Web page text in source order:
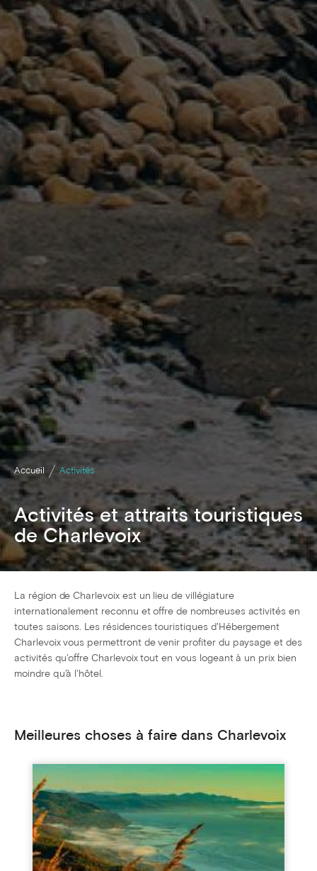
Accueil Activités
Activités et attraits touristiques
de Charlevoix
La région de Charlevoix est un lieu de villégiature
internationalement reconnu et offre de nombreuses activités en
toutes saisons. Les résidences touristiques d'Hébergement
Charlevoix vous permettront de venir profiter du paysage et des
activités qu'offre Charlevoix tout en vous logeant à un prix bien
moindre qu'à l'hôtel.
Meilleures choses à faire dans Charlevoix